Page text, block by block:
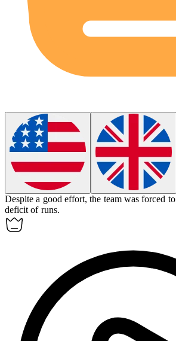
Despite a good effort, the team was forced to
deficit of runs.